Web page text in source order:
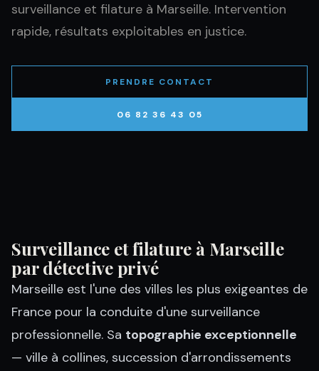
surveillance et filature à Marseille. Intervention
rapide, résultats exploitables en justice.
PRENDRE CONTACT
06 82 36 43 05
Surveillance et filature à Marseille
par détective privé
Marseille est l'une des villes les plus exigeantes de
France pour la conduite d'une surveillance
professionnelle. Sa topographie exceptionnelle
— ville à collines, succession d'arrondissements